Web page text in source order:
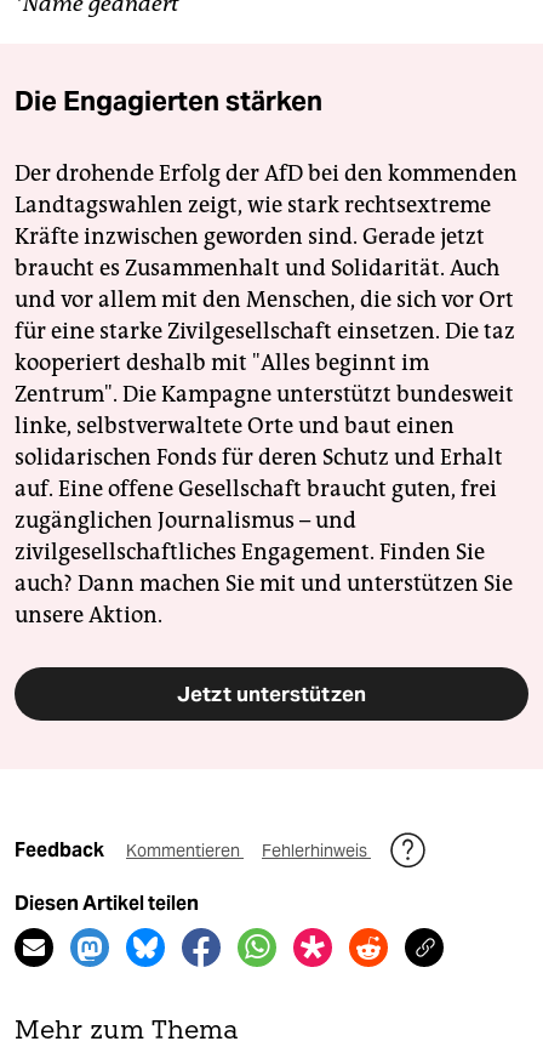
Die Engagierten stärken
Der drohende Erfolg der AfD bei den kommenden
Landtagswahlen zeigt, wie stark rechtsextreme
Kräfte inzwischen geworden sind. Gerade jetzt
braucht es Zusammenhalt und Solidarität. Auch
und vor allem mit den Menschen, die sich vor Ort
für eine starke Zivilgesellschaft einsetzen. Die taz
kooperiert deshalb mit "Alles beginnt im
Zentrum". Die Kampagne unterstützt bundesweit
linke, selbstverwaltete Orte und baut einen
solidarischen Fonds für deren Schutz und Erhalt
auf. Eine offene Gesellschaft braucht guten, frei
zugänglichen Journalismus – und
zivilgesellschaftliches Engagement. Finden Sie
auch? Dann machen Sie mit und unterstützen Sie
unsere Aktion.
Jetzt unterstützen
Feedback Kommentieren Fehlerhinweis
Diesen Artikel teilen
Mehr zum Thema